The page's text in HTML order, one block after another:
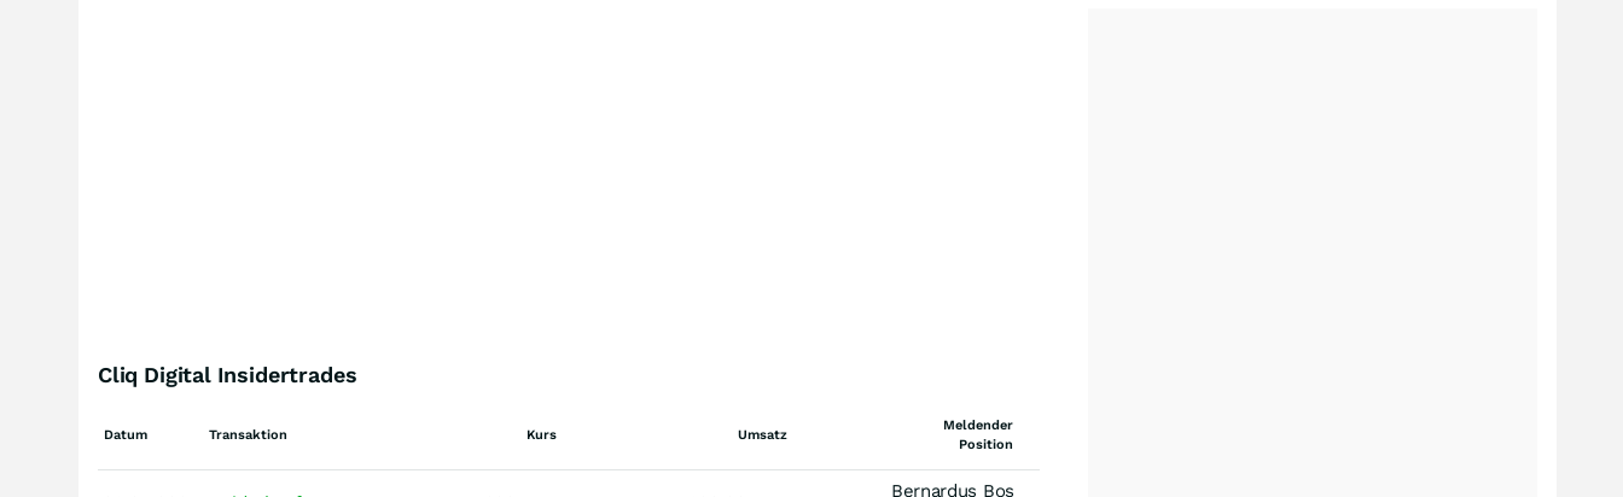
Cliq Digital Insidertrades
Datum Transaktion Kurs Umsatz
Meldender
Position
Bernardus Bos